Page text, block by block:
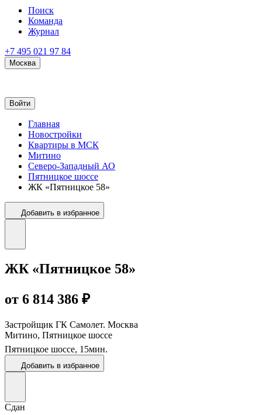
Поиск
Команда
Журнал
+7 495 021 97 84
Москва
Войти
Главная
Новостройки
Квартиры в МСК
Митино
Северо-Западный АО
Пятницкое шоссе
ЖК «Пятницкое 58»
Добавить в избранное
ЖК «Пятницкое 58»
от 6 814 386 ₽
Застройщик ГК Самолет. Москва
Митино, Пятницкое шоссе
Пятницкое шоссе, 15мин.
Добавить в избранное
Сдан